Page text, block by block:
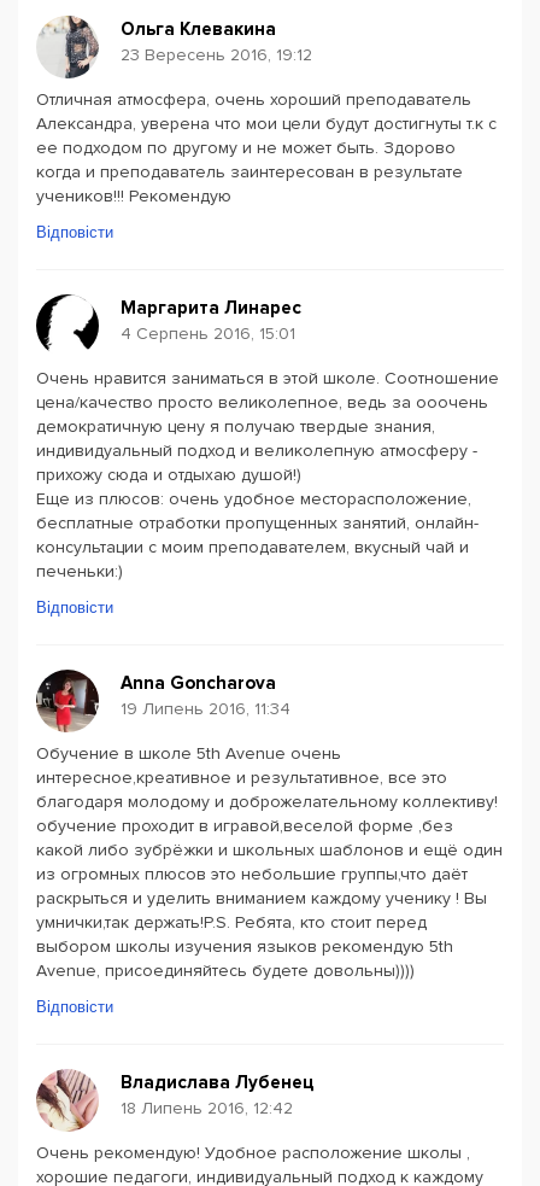
Ольга Клевакина
23 Вересень 2016, 19:12
Отличная атмосфера, очень хороший преподаватель
Александра, уверена что мои цели будут достигнуты т.к с
ее подходом по другому и не может быть. Здорово
когда и преподаватель заинтересован в результате
учеников!!! Рекомендую
Відповісти
Маргарита Линарес
4 Серпень 2016, 15:01
Очень нравится заниматься в этой школе. Соотношение
цена/качество просто великолепное, ведь за ооочень
демократичную цену я получаю твердые знания,
индивидуальный подход и великолепную атмосферу -
прихожу сюда и отдыхаю душой!)
Еще из плюсов: очень удобное месторасположение,
бесплатные отработки пропущенных занятий, онлайн-
консультации с моим преподавателем, вкусный чай и
печеньки:)
Відповісти
Anna Goncharova
19 Липень 2016, 11:34
Обучение в школе 5th Avenue очень
интересное,креативное и результативное, все это
благодаря молодому и доброжелательному коллективу!
обучение проходит в игравой,веселой форме ,без
какой либо зубрёжки и школьных шаблонов и ещё один
из огромных плюсов это небольшие группы,что даёт
раскрыться и уделить вниманием каждому ученику ! Вы
умнички,так держать!P.S. Ребята, кто стоит перед
выбором школы изучения языков рекомендую 5th
Avenue, присоединяйтесь будете довольны))))
Відповісти
Владислава Лубенец
18 Липень 2016, 12:42
Очень рекомендую! Удобное расположение школы ,
хорошие педагоги, индивидуальный подход к каждому